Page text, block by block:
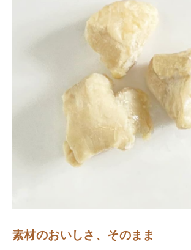
素材のおいしさ、そのまま